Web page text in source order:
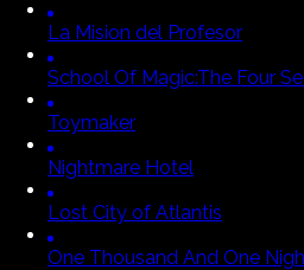
La Mision del Profesor
School Of Magic:The Four
Toymaker
Nightmare Hotel
Lost City of Atlantis
One Thousand And One